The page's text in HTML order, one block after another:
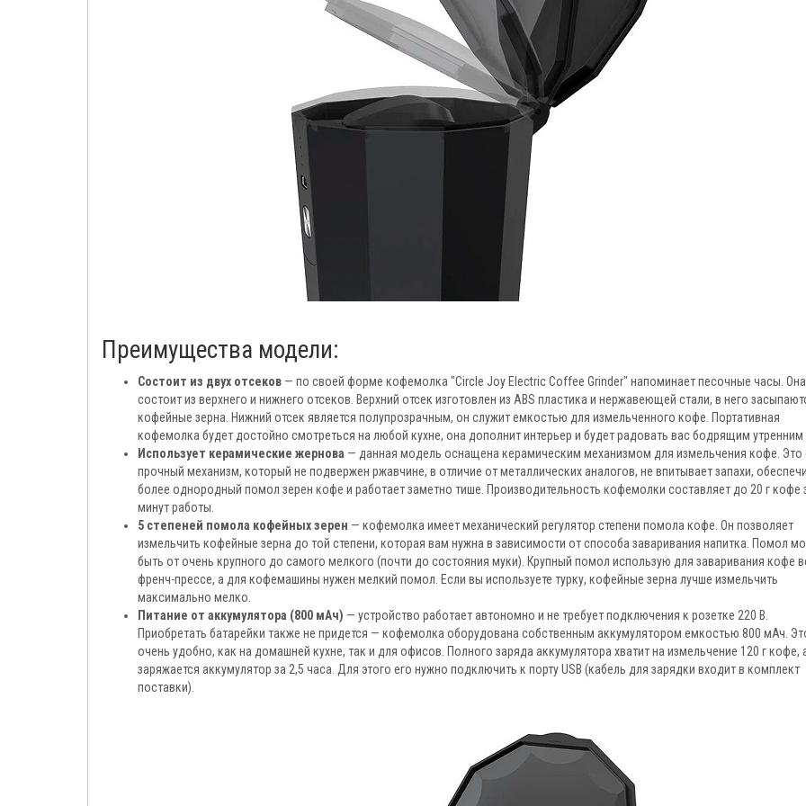
Преимущества модели:
Состоит из двух отсеков — по своей форме кофемолка "Circle Joy Electric Coffee Grinder" напоминает песочные часы. Она
состоит из верхнего и нижнего отсеков. Верхний отсек изготовлен из ABS пластика и нержавеющей стали, в него
кофейные зерна. Нижний отсек является полупрозрачным, он служит емкостью для измельченного кофе. Портативная
кофемолка будет достойно смотреться на любой кухне, она дополнит интерьер и будет радовать вас бодрящим
Использует керамические жернова — данная модель оснащена керамическим механизмом для измельчения кофе. Это
прочный механизм, который не подвержен ржавчине, в отличие от металлических аналогов, не впитывает запахи,
более однородный помол зерен кофе и работает заметно тише. Производительность кофемолки составляет до 20 г кофе
минут работы.
5 степеней помола кофейных зерен — кофемолка имеет механический регулятор степени помола кофе. Он позволяет
измельчить кофейные зерна до той степени, которая вам нужна в зависимости от способа заваривания напитка. Помол
быть от очень крупного до самого мелкого (почти до состояния муки). Крупный помол использую для заваривания кофе
френч-прессе, а для кофемашины нужен мелкий помол. Если вы используете турку, кофейные зерна лучше измельчить
максимально мелко.
Питание от аккумулятора (800 мАч) — устройство работает автономно и не требует подключения к розетке 220 В.
Приобретать батарейки также не придется — кофемолка оборудована собственным аккумулятором емкостью 800 мАч.
очень удобно, как на домашней кухне, так и для офисов. Полного заряда аккумулятора хватит на измельчение 120 г кофе,
заряжается аккумулятор за 2,5 часа. Для этого его нужно подключить к порту USB (кабель для зарядки входит в комплект
поставки).